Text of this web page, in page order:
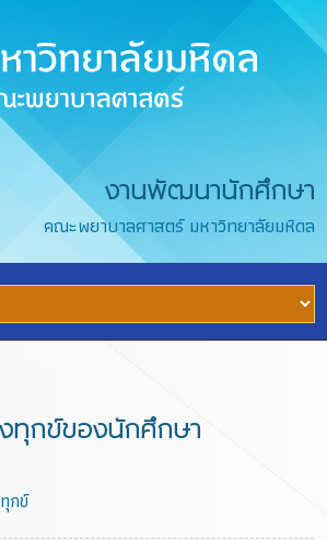
งานพัฒนานักศึกษา
คณะพยาบาลศาสตร์ มหาวิทยาลัยมหิดล
ทุกข์ของนักศึกษา
กข์